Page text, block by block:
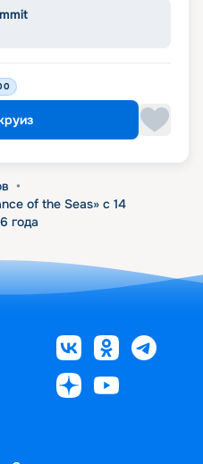
•
of the Seas» с 14
года